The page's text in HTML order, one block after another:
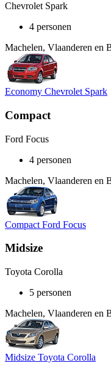
Chevrolet Spark
4 personen
Machelen, Vlaanderen en
Economy Chevrolet Spark
Compact
Ford Focus
4 personen
Machelen, Vlaanderen en
Compact Ford Focus
Midsize
Toyota Corolla
5 personen
Machelen, Vlaanderen en
Midsize Toyota Corolla